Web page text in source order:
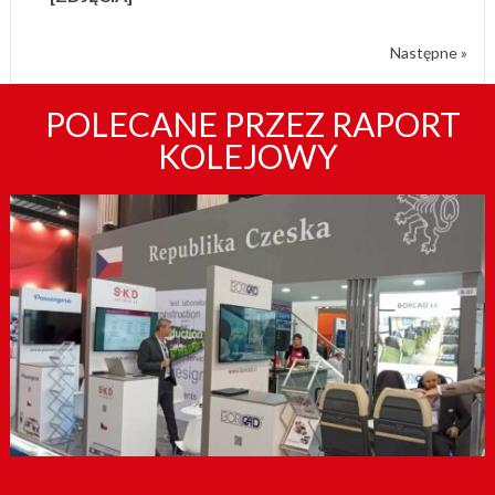
Następne »
POLECANE PRZEZ RAPORT
KOLEJOWY